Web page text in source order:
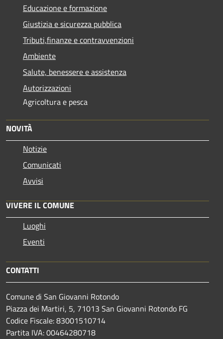
Educazione e formazione
Giustizia e sicurezza pubblica
Tributi,finanze e contravvenzioni
Ambiente
Salute, benessere e assistenza
Autorizzazioni
Agricoltura e pesca
NOVITÀ
Notizie
Comunicati
Avvisi
VIVERE IL COMUNE
Luoghi
Eventi
CONTATTI
Comune di San Giovanni Rotondo
Piazza dei Martiri, 5, 71013 San Giovanni Rotondo FG
Codice Fiscale: 83001510714
Partita IVA: 00464280718